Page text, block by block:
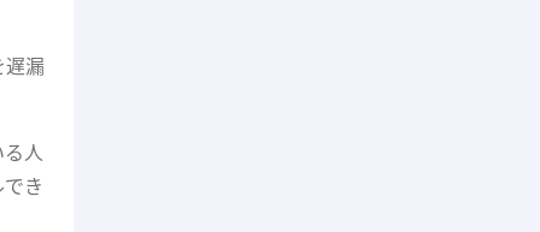
漏
人
き